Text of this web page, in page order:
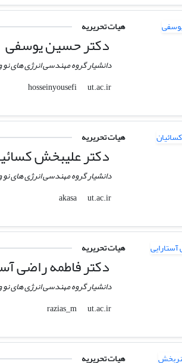
هیات تحریریه
دکتر حسین یوسفی
دانشیار گروه مهندسی انرژی های
hosseinyousefi
ut.ac.ir
هیات تحریریه
دکتر علیبخش
دانشیار گروه مهندسی انرژی های
akasa
ut.ac.ir
هیات تحریریه
دکتر فاطمه راضی
دانشیار گروه مهندسی انرژی های
razias_m
ut.ac.ir
هیات تحریریه